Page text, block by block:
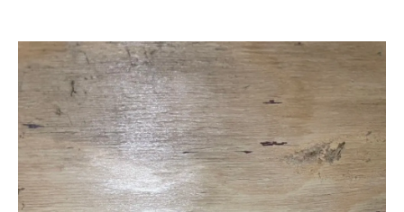
専門家への相談とアドバイス
適切なカビ対策の具体的な方法と予防策
カビ対策グッズや製品の活用
専門家によるカビ対策のアドバイスとサポート
カビ対策の持続と定期点検の重要性